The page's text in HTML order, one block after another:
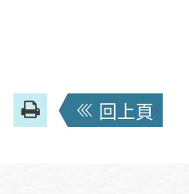
友
善
回上頁